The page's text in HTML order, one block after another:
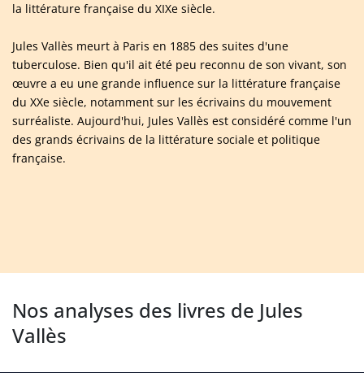
la littérature française du XIXe siècle.
Jules Vallès meurt à Paris en 1885 des suites d'une
tuberculose. Bien qu'il ait été peu reconnu de son vivant, son
œuvre a eu une grande influence sur la littérature française
du XXe siècle, notamment sur les écrivains du mouvement
surréaliste. Aujourd'hui, Jules Vallès est considéré comme l'un
des grands écrivains de la littérature sociale et politique
française.
Nos analyses des livres de Jules
Vallès